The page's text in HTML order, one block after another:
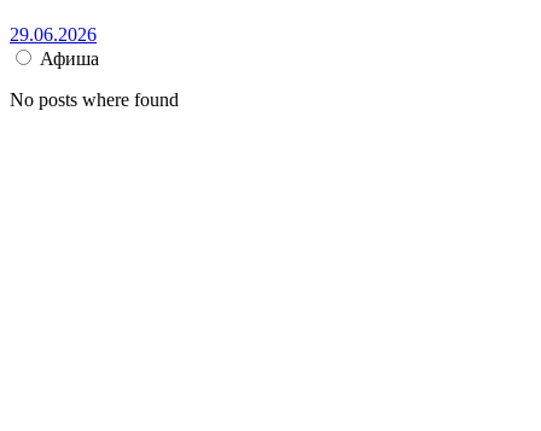
29.06.2026
Афиша
No posts where found